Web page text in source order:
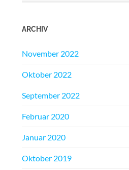
ARCHIV
November 2022
Oktober 2022
September 2022
Februar 2020
Januar 2020
Oktober 2019